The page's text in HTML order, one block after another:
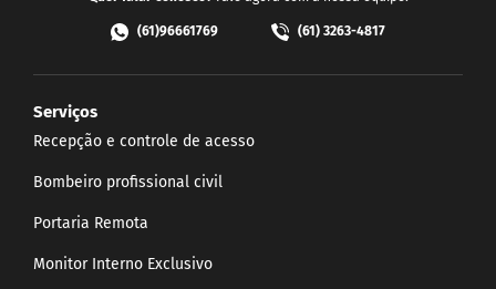
(61)96661769 (61) 3263-4817
Serviços
Recepção e controle de acesso
Bombeiro profissional civil
Portaria Remota
Monitor Interno Exclusivo